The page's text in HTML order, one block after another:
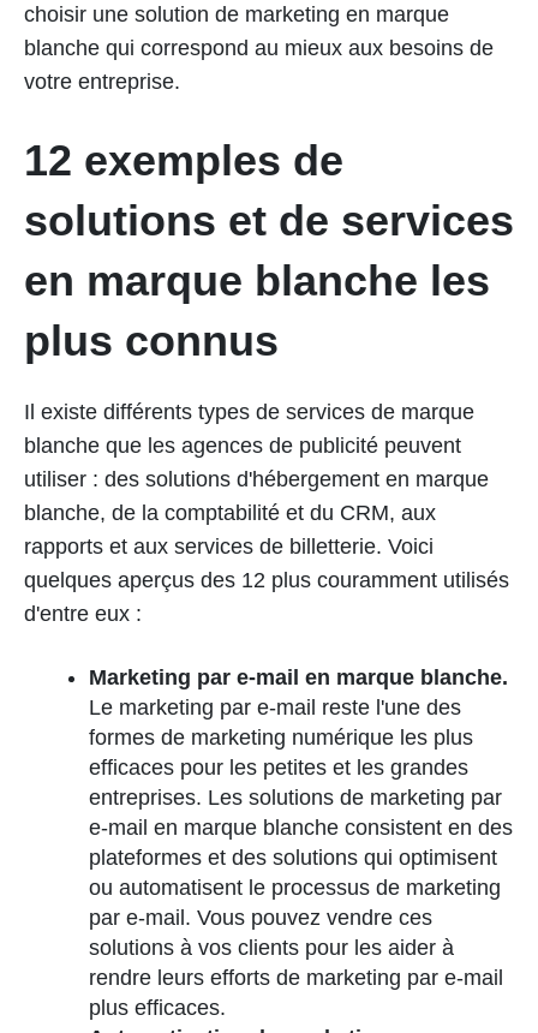
choisir une solution de marketing en marque
blanche qui correspond au mieux aux besoins de
votre entreprise.
12 exemples de
solutions et de services
en marque blanche les
plus connus
Il existe différents types de services de marque
blanche que les agences de publicité peuvent
utiliser : des solutions d'hébergement en marque
blanche, de la comptabilité et du CRM, aux
rapports et aux services de billetterie. Voici
quelques aperçus des 12 plus couramment utilisés
d'entre eux :
Marketing par e-mail en marque blanche.
Le marketing par e-mail reste l'une des
formes de marketing numérique les plus
efficaces pour les petites et les grandes
entreprises. Les solutions de marketing par
e-mail en marque blanche consistent en des
plateformes et des solutions qui optimisent
ou automatisent le processus de marketing
par e-mail. Vous pouvez vendre ces
solutions à vos clients pour les aider à
rendre leurs efforts de marketing par e-mail
plus efficaces.